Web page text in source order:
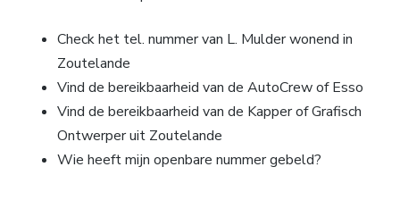
Check het tel. nummer van L. Mulder wonend in
Zoutelande
Vind de bereikbaarheid van de AutoCrew of Esso
Vind de bereikbaarheid van de Kapper of Grafisch
Ontwerper uit Zoutelande
Wie heeft mijn openbare nummer gebeld?